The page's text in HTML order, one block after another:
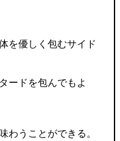
を優しく包むサイド
ードを包んでもよ
わうことができる。